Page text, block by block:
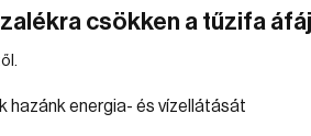
csökken a tűzifa